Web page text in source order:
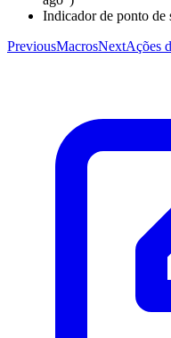
Indicador de ponto de
PreviousMacrosNextAções